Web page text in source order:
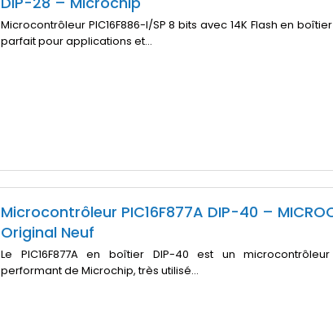
Microcontrôleur PIC16F886-I/SP 8 bits avec 14K Flash en
parfait pour applications et...
Microcontrôleur PIC16F877A DIP-40 –
Original Neuf
Le PIC16F877A en boîtier DIP-40 est un
performant de Microchip, très utilisé...